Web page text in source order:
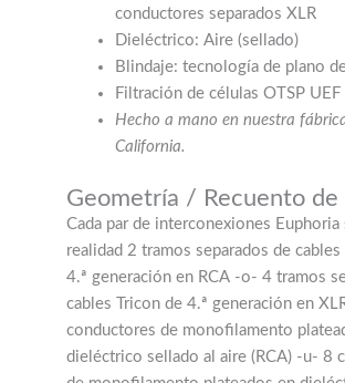
conductores separados XLR
Dieléctrico: Aire (sellado)
Blindaje: tecnología de plano
Filtración de células OTSP
Hecho a mano en nuestra
California.
Geometría / Recuento
Cada par de interconexiones Euphoria
realidad 2 tramos separados de cables
4.ª generación en RCA -o- 4 tramos
cables Tricon de 4.ª generación en
conductores de monofilamento
dieléctrico sellado al aire (RCA) -u- 8